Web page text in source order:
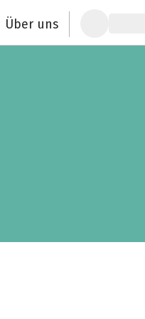
Über uns